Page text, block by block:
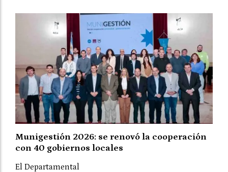
Munigestión 2026: se renovó la cooperación
con 40 gobiernos locales
El Departamental